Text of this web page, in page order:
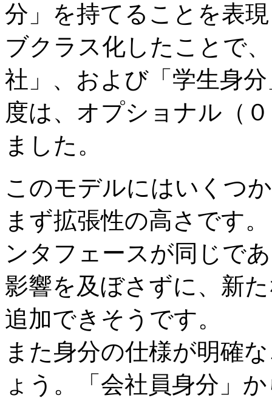
分」を持てることを表
ブクラス化したことで
社」、および「学生身
度は、オプショナル（
ました。
このモデルにはいくつ
まず拡張性の高さです
ンタフェースが同じで
影響を及ぼさずに、新
追加できそうです。
また身分の仕様が明確
ょう。「会社員身分」